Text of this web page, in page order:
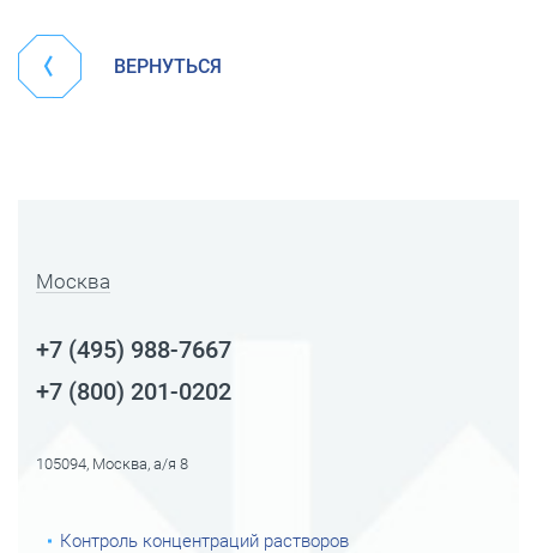
ВЕРНУТЬСЯ
Москва
+7 (495) 988-7667
+7 (800) 201-0202
105094, Москва, а/я 8
Контроль концентраций растворов